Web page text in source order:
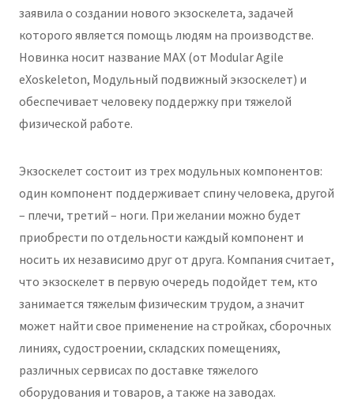
заявила о создании нового экзоскелета, задачей
которого является помощь людям на производстве.
Новинка носит название MAX (от Modular Agile
eXoskeleton, Модульный подвижный экзоскелет) и
обеспечивает человеку поддержку при тяжелой
физической работе.
Экзоскелет состоит из трех модульных компонентов:
один компонент поддерживает спину человека, другой
– плечи, третий – ноги. При желании можно будет
приобрести по отдельности каждый компонент и
носить их независимо друг от друга. Компания считает,
что экзоскелет в первую очередь подойдет тем, кто
занимается тяжелым физическим трудом, а значит
может найти свое применение на стройках, сборочных
линиях, судостроении, складских помещениях,
различных сервисах по доставке тяжелого
оборудования и товаров, а также на заводах.